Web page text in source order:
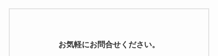
お気軽にお問合せください。